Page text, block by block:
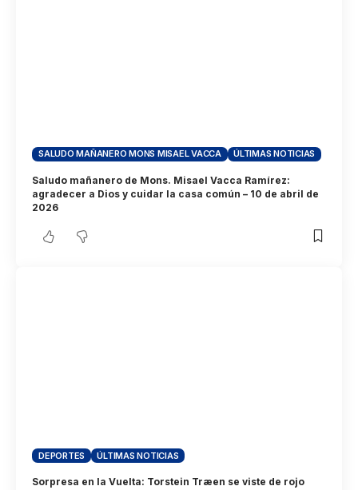
SALUDO MAÑANERO MONS MISAEL VACCA ÚLTIMAS NOTICIAS
Saludo mañanero de Mons. Misael Vacca Ramírez:
agradecer a Dios y cuidar la casa común – 10 de abril de
2026
DEPORTES ÚLTIMAS NOTICIAS
Sorpresa en la Vuelta: Torstein Træen se viste de rojo